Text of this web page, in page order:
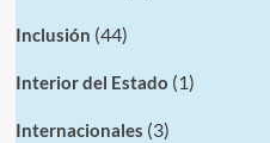
Inclusión (44)
Interior del Estado (1)
Internacionales (3)